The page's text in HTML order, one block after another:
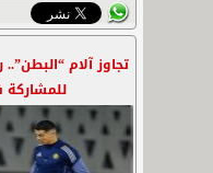
تجاوز آلام
للمشاركة